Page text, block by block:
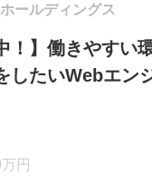
ールディングス
！】働きやすい
したいWebエン
円